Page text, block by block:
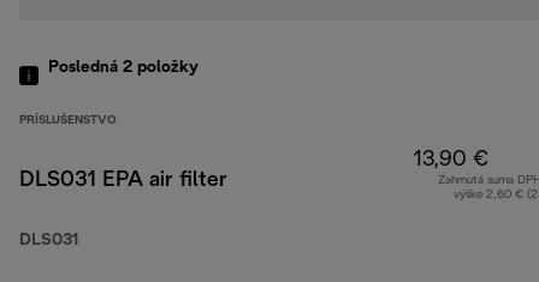
Posledná 2 položky
PRÍSLUŠENSTVO
DLS031 EPA air filter
DLS031
13,90 €
Zahrnutá suma
výške 2,60 €